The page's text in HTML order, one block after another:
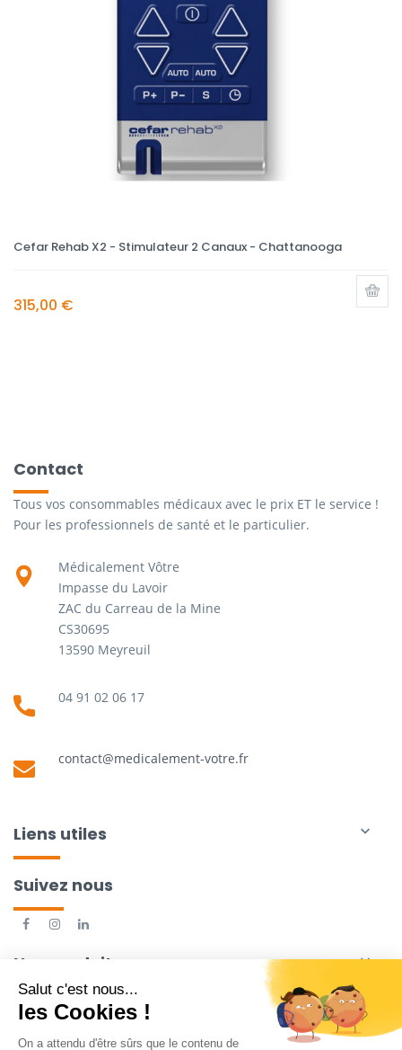
Cefar Rehab X2 - Stimulateur 2 Canaux - Chattanooga
315,00 €
Contact
Tous vos consommables médicaux avec le prix ET le service !
Pour les professionnels de santé et le particulier.
Médicalement Vôtre
Impasse du Lavoir
ZAC du Carreau de la Mine
CS30695
13590 Meyreuil
04 91 02 06 17
contact@medicalement-votre.fr
Liens utiles 
Suivez nous
Nos produits 